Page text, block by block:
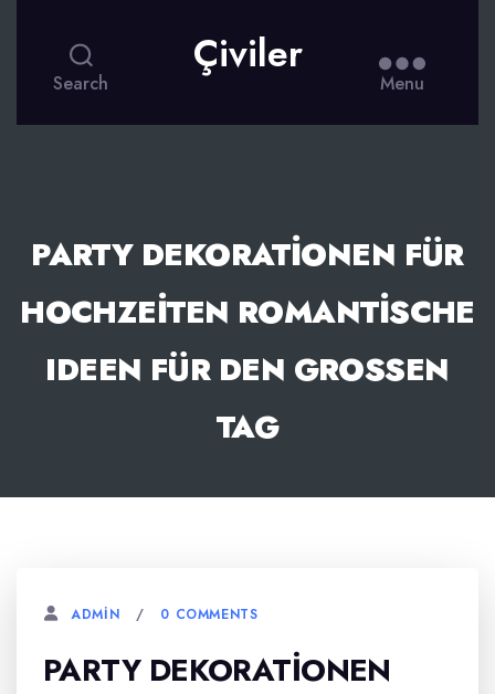
Search
Çiviler
Menu
PARTY DEKORATIONEN FÜR
HOCHZEITEN ROMANTISCHE
IDEEN FÜR DEN GROSSEN T
AG
ADMIN 0 COMMENTS
PARTY DEKORATIONEN